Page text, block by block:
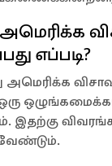
எப்படி?
அமெரிக்க
இதற்கு